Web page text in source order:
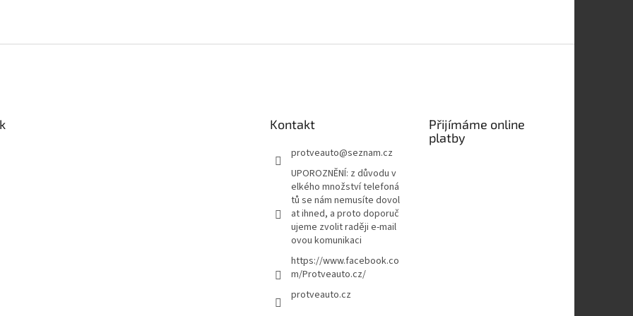
Kontakt
protveauto@seznam.cz
UPOROZNĚNÍ: z důvodu v
elkého množství telefoná
tů se nám nemusíte dovol
at ihned, a proto doporuč
ujeme zvolit raději e-mail
ovou komunikaci
https://www.facebook.co
m/Protveauto.cz/
protveauto.cz
Přijímáme online
platby